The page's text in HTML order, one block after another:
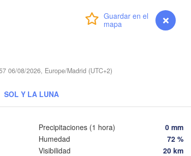
myVentusky Previsión
06/08/2026, Europe/Madrid (UTC+2)
SOL Y LA LUNA
Precipitaciones (1 hora)
0 mm
Humedad
72 %
Visibilidad
20 km
CHEQUIA
München
Ljubljana Pécs
AUSTRIA